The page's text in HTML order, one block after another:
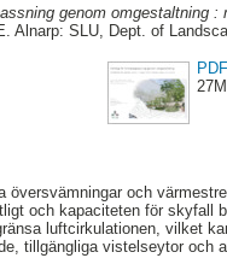
genom omgestaltning
Alnarp: SLU, Dept. of
PDF
översvämningar och
och kapaciteten för skyfall
luftcirkulationen, vilket
tillgängliga vistelseytor och